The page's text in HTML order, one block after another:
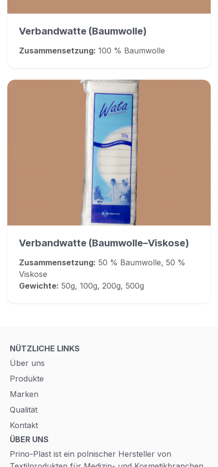
Verbandwatte (Baumwolle)
Zusammensetzung: 100 % Baumwolle
Verbandwatte (Baumwolle–Viskose)
Zusammensetzung: 50 % Baumwolle, 50 %
Viskose
Gewichte: 50g, 100g, 200g, 500g
NÜTZLICHE LINKS
Über uns
Produkte
Marken
Qualität
Kontakt
ÜBER UNS
Prino-Plast ist ein polnischer Hersteller von